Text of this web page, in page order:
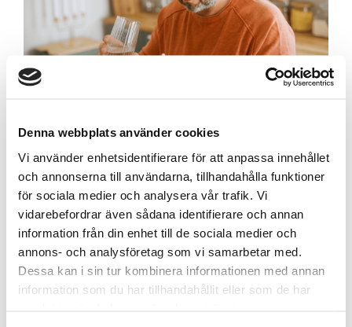
Denna webbplats använder cookies
Vi använder enhetsidentifierare för att anpassa innehållet
och annonserna till användarna, tillhandahålla funktioner
för sociala medier och analysera vår trafik. Vi
vidarebefordrar även sådana identifierare och annan
information från din enhet till de sociala medier och
annons- och analysföretag som vi samarbetar med.
Dessa kan i sin tur kombinera informationen med annan
information som du har tillhandahållit eller som de har
Kosttillskott för män: vad
kroppen faktiskt behöver
Marknaden för kosttillskott för män är stor, rörig
och full av löften som ingen kan hålla. En del
produkter är genuint användbara. Andra är dyr
marknadsföring. Skillnaden handlar nästan alltid
om en sak: vad som faktiskt finns i dem, och vad
ingredienserna dokumenterat bidrar till.
Läs mer